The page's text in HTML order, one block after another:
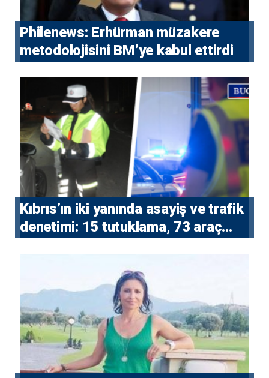
Philenews: Erhürman müzakere
metodolojisini BM’ye kabul ettirdi
Kıbrıs’ın iki yanında asayiş ve trafik
denetimi: 15 tutuklama, 73 araç